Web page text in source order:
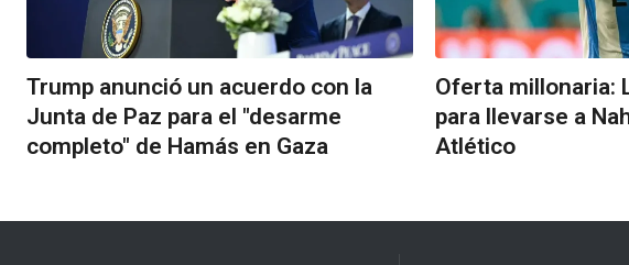
Trump anunció un acuerdo con la
Junta de Paz para el "desarme
completo" de Hamás en Gaza
Oferta millonaria:
para llevarse a
Atlético